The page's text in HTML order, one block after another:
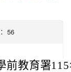
56
前教育署